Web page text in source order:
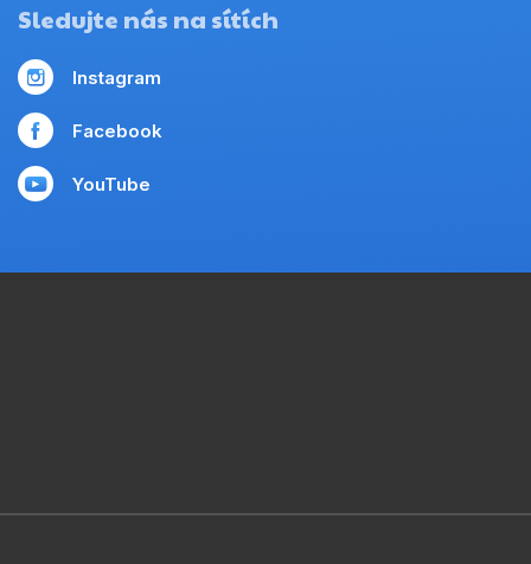
Sledujte nás na sítích
Instagram
Facebook
YouTube